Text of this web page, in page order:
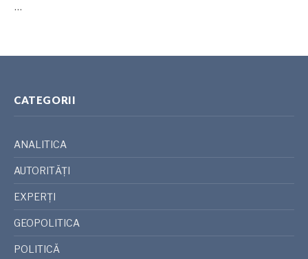
…
CATEGORII
ANALITICA
AUTORITĂȚI
EXPERȚI
GEOPOLITICA
POLITICĂ